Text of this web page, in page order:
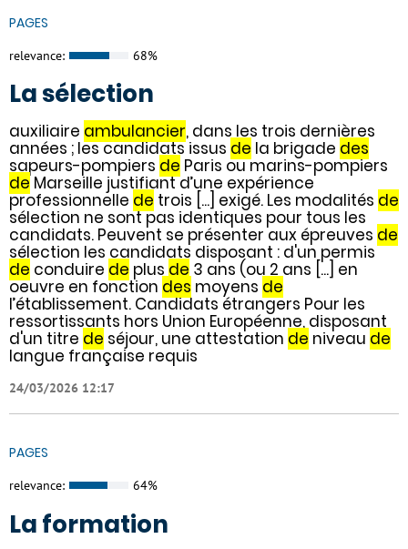
PAGES
relevance: 68%
La sélection
auxiliaire ambulancier, dans les trois dernières
années ; les candidats issus de la brigade des
sapeurs-pompiers de Paris ou marins-pompiers
deMarseille justifiant d’une expérience
professionnelle de trois [...] exigé. Les modalités de
sélection ne sont pas identiques pour tous les
candidats. Peuvent se présenter aux épreuves de
sélection les candidats disposant : d'un permis
de conduire de plus de 3 ans (ou 2 ans [...] en
oeuvre en fonction des moyens de
l’établissement. Candidats étrangers Pour les
ressortissants hors Union Européenne, disposant
d'un titre de séjour, une attestation de niveau de
langue française requis
24/03/2026 12:17
PAGES
relevance: 64%
La formation